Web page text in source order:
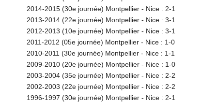
2014-2015 (30e journée) Montpellier - Nice : 2-1
2013-2014 (22e journée) Montpellier - Nice : 3-1
2012-2013 (10e journée) Montpellier - Nice : 3-1
2011-2012 (05e journée) Montpellier - Nice : 1-0
2010-2011 (30e journée) Montpellier - Nice : 1-1
2009-2010 (20e journée) Montpellier - Nice : 1-0
2003-2004 (35e journée) Montpellier - Nice : 2-2
2002-2003 (22e journée) Montpellier - Nice : 2-2
1996-1997 (30e journée) Montpellier - Nice : 2-1